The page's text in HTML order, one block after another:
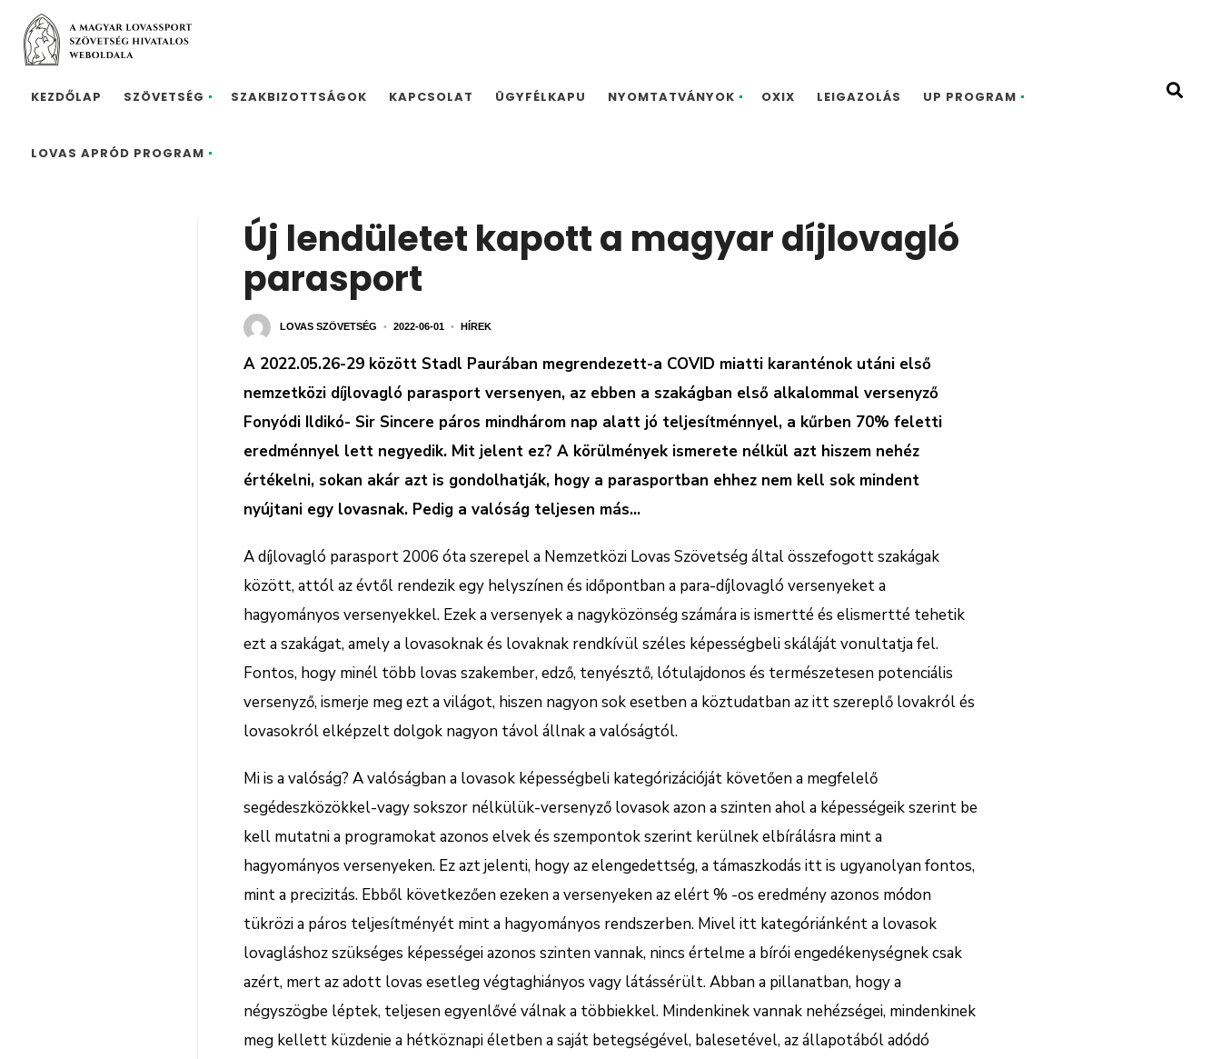
KEZDŐLAP SZÖVETSÉG SZAKBIZOTTSÁGOK KAPCSOLAT ÜGYFÉLKAPU NYOMTATVÁNYOK OXIX LEIGAZOLÁS UP PROGRAM
LOVAS APRÓD PROGRAM
Új lendületet kapott a magyar díjlovagló
parasport
LOVAS SZÖVETSÉG • 2022-06-01 • HÍREK
A 2022.05.26-29 között Stadl Paurában megrendezett-a COVID miatti karanténok utáni első
nemzetközi díjlovagló parasport versenyen, az ebben a szakágban első alkalommal versenyző
Fonyódi Ildikó- Sir Sincere páros mindhárom nap alatt jó teljesítménnyel, a kűrben 70% feletti
eredménnyel lett negyedik. Mit jelent ez? A körülmények ismerete nélkül azt hiszem nehéz
értékelni, sokan akár azt is gondolhatják, hogy a parasportban ehhez nem kell sok mindent
nyújtani egy lovasnak. Pedig a valóság teljesen más…
A díjlovagló parasport 2006 óta szerepel a Nemzetközi Lovas Szövetség által összefogott szakágak
között, attól az évtől rendezik egy helyszínen és időpontban a para-díjlovagló versenyeket a
hagyományos versenyekkel. Ezek a versenyek a nagyközönség számára is ismertté és elismertté tehetik
ezt a szakágat, amely a lovasoknak és lovaknak rendkívül széles képességbeli skáláját vonultatja fel.
Fontos, hogy minél több lovas szakember, edző, tenyésztő, lótulajdonos és természetesen potenciális
versenyző, ismerje meg ezt a világot, hiszen nagyon sok esetben a köztudatban az itt szereplő lovakról és
lovasokról elképzelt dolgok nagyon távol állnak a valóságtól.
Mi is a valóság? A valóságban a lovasok képességbeli kategórizációját követően a megfelelő
segédeszközökkel-vagy sokszor nélkülük-versenyző lovasok azon a szinten ahol a képességeik szerint be
kell mutatni a programokat azonos elvek és szempontok szerint kerülnek elbírálásra mint a
hagyományos versenyeken. Ez azt jelenti, hogy az elengedettség, a támaszkodás itt is ugyanolyan fontos,
mint a precizitás. Ebből következően ezeken a versenyeken az elért % -os eredmény azonos módon
tükrözi a páros teljesítményét mint a hagyományos rendszerben. Mivel itt kategóriánként a lovasok
lovagláshoz szükséges képességei azonos szinten vannak, nincs értelme a bírói engedékenységnek csak
azért, mert az adott lovas esetleg végtaghiányos vagy látássérült. Abban a pillanatban, hogy a
négyszögbe léptek, teljesen egyenlővé válnak a többiekkel. Mindenkinek vannak nehézségei, mindenkinek
meg kellett küzdenie a hétköznapi életben a saját betegségével, balesetével, az állapotából adódó